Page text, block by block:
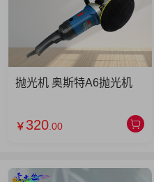
抛光机 奥斯特A6抛光机
￥ 320 .00